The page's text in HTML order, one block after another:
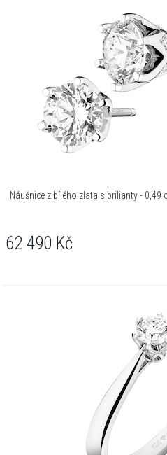
Náušnice z bílého zlata s brilianty - 0,49
62 490 Kč